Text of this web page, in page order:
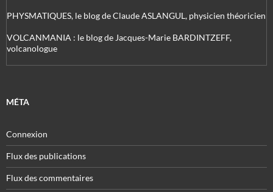
PHYSMATIQUES, le blog de Claude ASLANGUL, physicien théoricien
VOLCANMANIA : le blog de Jacques-Marie BARDINTZEFF,
volcanologue
MÉTA
Connexion
Flux des publications
Flux des commentaires